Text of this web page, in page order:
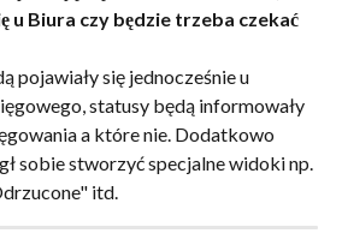
u Biura czy będzie trzeba czekać
pojawiały się jednocześnie u
statusy będą informowały
a które nie. Dodatkowo
sobie stworzyć specjalne widoki np.
itd.